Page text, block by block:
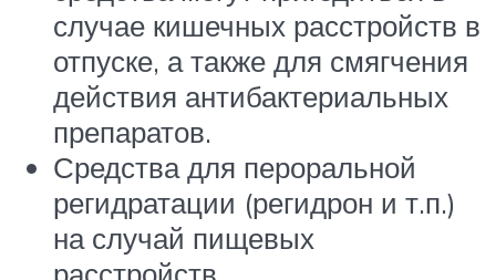
случае кишечных расстройств в
отпуске, а также для смягчения
действия антибактериальных
препаратов.
Средства для пероральной
регидратации (регидрон и т.п.)
на случай пищевых